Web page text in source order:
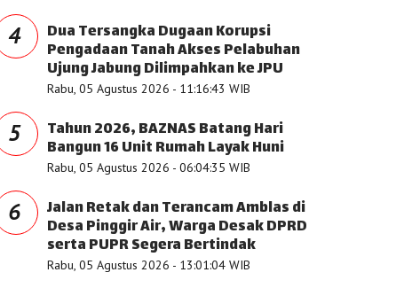
4 Dua Tersangka Dugaan Korupsi
Pengadaan Tanah Akses Pelabuhan
Ujung Jabung Dilimpahkan ke JPU
Rabu, 05 Agustus 2026 - 11:16:43 WIB
5 Tahun 2026, BAZNAS Batang Hari
Bangun 16 Unit Rumah Layak Huni
Rabu, 05 Agustus 2026 - 06:04:35 WIB
6 Jalan Retak dan Terancam Amblas di
Desa Pinggir Air, Warga Desak DPRD
serta PUPR Segera Bertindak
Rabu, 05 Agustus 2026 - 13:01:04 WIB